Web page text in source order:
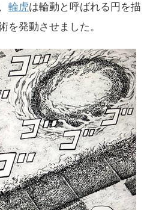
輪虎は輪動と呼ばれる円を描
を発動させました。